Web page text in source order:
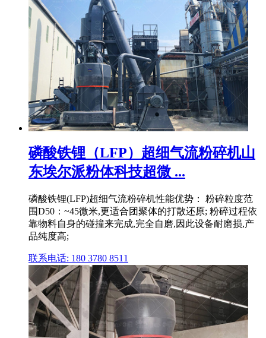
磷酸铁锂（LFP）超细气流粉碎机山
东埃尔派粉体科技超微 ...
磷酸铁锂(LFP)超细气流粉碎机性能优势： 粉碎粒度范
围D50：~45微米,更适合团聚体的打散还原; 粉碎过程依
靠物料自身的碰撞来完成,完全自磨,因此设备耐磨损,产
品纯度高;
联系电话: 180 3780 8511